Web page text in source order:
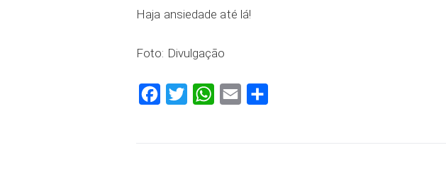
Haja ansiedade até lá!
Foto: Divulgação
FacebookTwitter WhatsAppEmail